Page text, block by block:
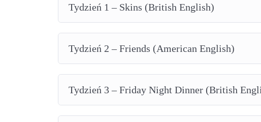
Tydzień 1 – Skins (British English)
Tydzień 2 – Friends (American English)
Tydzień 3 – Friday Night Dinner (British